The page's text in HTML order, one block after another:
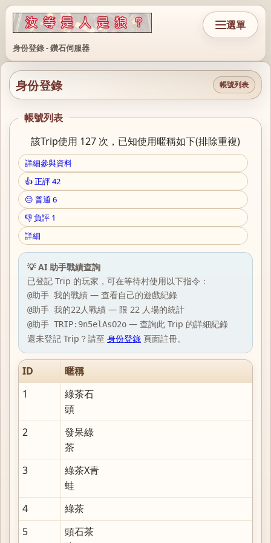
身份登錄 - 鑽石伺服器
選單
身份登錄 帳號列表
帳號列表
該Trip使用 127 次，已知使用暱稱如下(排除重複)
詳細參與資料
👍 正評 42
😐 普通 6
👎 負評 1
詳細
💡 AI 助手戰績查詢
已登記 Trip 的玩家，可在等待村使用以下指令：
@助手 我的戰績 — 查看自己的遊戲紀錄
@助手 我的22人戰績 — 限 22 人場的統計
@助手 TRIP:9n5elAsO2o — 查詢此 Trip 的詳細紀錄
還未登記 Trip？請至 身份登錄 頁面註冊。
ID
暱稱
1
綠茶石
頭
2
發呆綠
茶
3
綠茶X青
蛙
4
綠茶
5
頭石茶